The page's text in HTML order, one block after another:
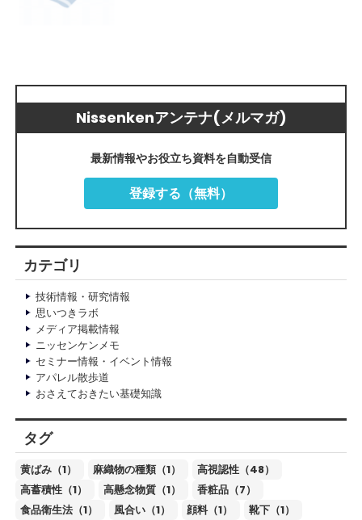
Nissenkenアンテナ(メルマガ)
最新情報やお役立ち資料を自動受信
登録する（無料）
カテゴリ
技術情報・研究情報
思いつきラボ
メディア掲載情報
ニッセンケンメモ
セミナー情報・イベント情報
アパレル散歩道
おさえておきたい基礎知識
タグ
黄ばみ（1） 麻織物の種類（1）
高視認性（48）
高蓄積性（1）
高懸念物質（1）
香粧品（7）
食品衛生法（1）
風合い（1） 顔料（1）
靴下（1）